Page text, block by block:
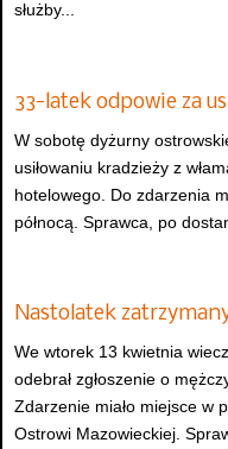
służby...
33-latek odpowie za
W sobotę dyżurny
usiłowaniu kradzieży z
hotelowego. Do zdarzenia
północą. Sprawca, po
Nastolatek
We wtorek 13 kwietnia
odebrał zgłoszenie o
Zdarzenie miało miejsce w
Ostrowi Mazowieckiej.